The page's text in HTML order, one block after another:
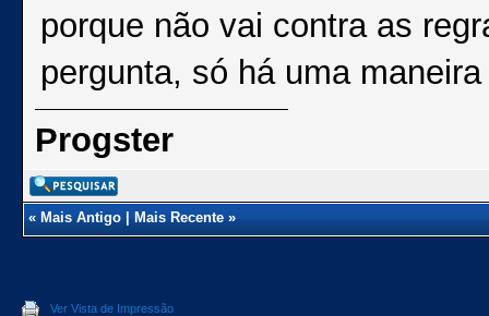
porque não vai contra as
pergunta, só há uma
Progster
«Mais Antigo|Mais Recente»
Ver Vista de Impressão